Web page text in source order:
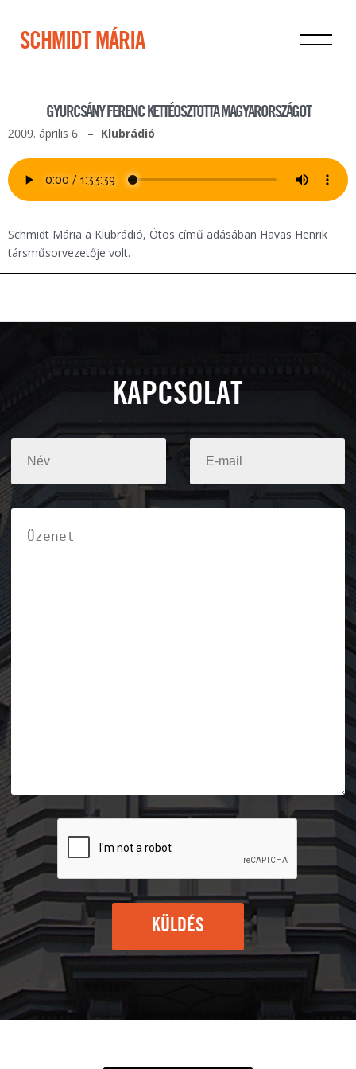
SCHMIDT MÁRIA
GYURCSÁNY FERENC KETTÉOSZTOTTA MAGYARORSZÁGOT
2009. április 6. Klubrádió
Schmidt Mária a Klubrádió, Ötös című adásában Havas Henrik
társműsorvezetője volt.
KAPCSOLAT
KÜLDÉS